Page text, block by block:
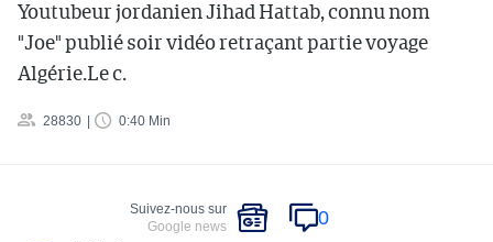
Youtubeur jordanien Jihad Hattab, connu nom
"Joe" publié soir vidéo retraçant partie voyage
Algérie.Le c.
28830 0:40 Min
Suivez-nous sur
Google news
0